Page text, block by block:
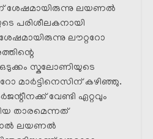
ശേഷമായിരുന്നു ലയണൽ
പരിശീലകനായി
ലൗറ്ററോ
ഒടുക്കം സ്കലോണിയുടെ
മാർട്ടിനെസിന് കഴിഞ്ഞു.
വേണ്ടി ഏറ്റവും
താരമെന്നത്
ലയണൽ